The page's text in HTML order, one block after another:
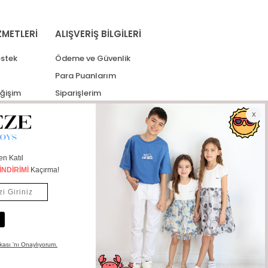
ALIŞVERİŞ BİLGİLERİ
Ödeme ve Güvenlik
Para Puanlarım
Siparişlerim